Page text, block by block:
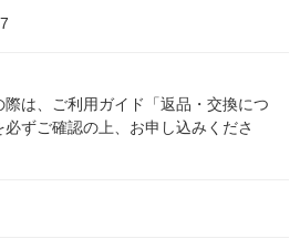
際は、ご利用ガイド「返品・交換につ
必ずご確認の上、お申し込みくださ